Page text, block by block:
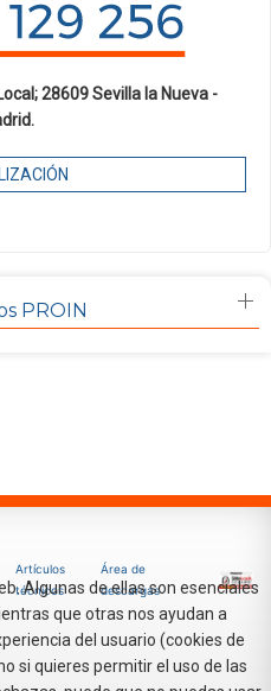
28609 Sevilla la Nueva -
PROIN
Artículos
técnicos
Área de
descargas
Algunas de ellas son esenciales
que otras nos ayudan a
del usuario (cookies de
si quieres permitir el uso de las